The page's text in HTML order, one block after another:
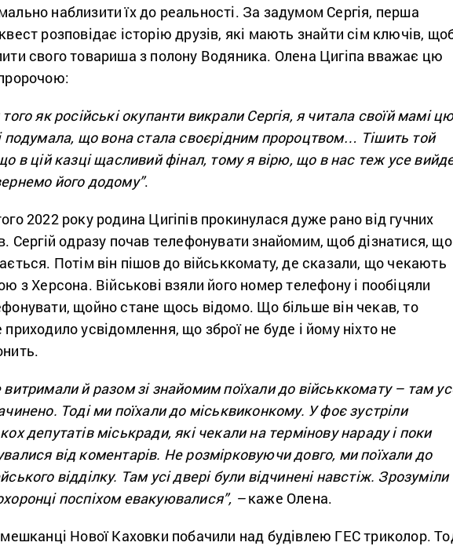
наблизити їх до реальності. За задумом Сергія, перша
розповідає історію друзів, які мають знайти сім ключів,
свого товариша з полону Водяника. Олена Цигіпа вважає цю
як російські окупанти викрали Сергія, я читала своїй мамі
подумала, що вона стала своєрідним пророцтвом… Тішить той
в цій казці щасливий фінал, тому я вірю, що в нас теж усе
його додому”.
2022 року родина Цигіпів прокинулася дуже рано від гучних
Сергій одразу почав телефонувати знайомим, щоб дізнатися, що
Потім він пішов до військкомату, де сказали, що чекають
з Херсона. Військові взяли його номер телефону і пообіцяли
щойно стане щось відомо. Що більше він чекав, то
приходило усвідомлення, що зброї не буде і йому ніхто не
й разом зі знайомим поїхали до військкомату – там
Тоді ми поїхали до міськвиконкому. У фоє зустріли
депутатів міськради, які чекали на термінову нараду і поки
від коментарів. Не розмірковуючи довго, ми поїхали до
відділку. Там усі двері були відчинені навстіж.
поспіхом евакуювалися”, –каже Олена.
Нової Каховки побачили над будівлею ГЕС триколор.